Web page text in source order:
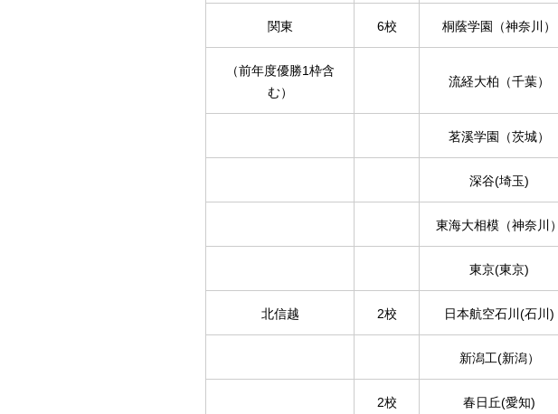
関東 6校 桐蔭学園（神奈川）
（前年度優勝1枠含
む）
流経大柏（千葉）
茗溪学園（茨城）
深谷(埼玉)
東海大相模（神奈川）
東京(東京)
北信越 2校 日本航空石川(石川)
新潟工(新潟）
2校 春日丘(愛知)